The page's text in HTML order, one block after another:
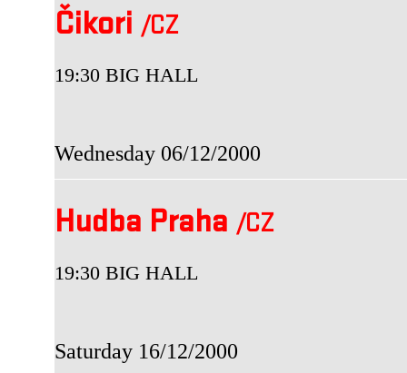
Čikori /CZ
19:30 BIG HALL
Wednesday 06/12/2000
Hudba Praha /CZ
19:30 BIG HALL
Saturday 16/12/2000